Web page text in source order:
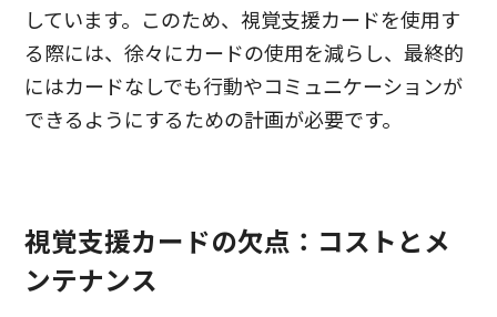
しています。このため、視覚支援カードを使用す
る際には、徐々にカードの使用を減らし、最終的
にはカードなしでも行動やコミュニケーションが
できるようにするための計画が必要です。
視覚支援カードの欠点：コストとメ
ンテナンス